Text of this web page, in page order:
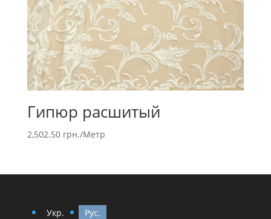
Гипюр расшитый
2,502.50 грн./Метр
Укр. Рус.